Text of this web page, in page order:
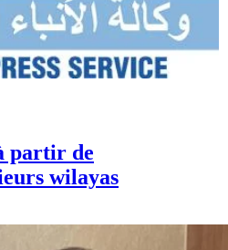
partir de
wilayas